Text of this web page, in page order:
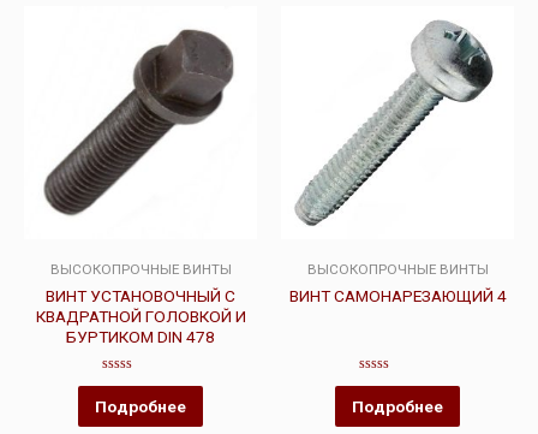
ВЫСОКОПРОЧНЫЕ ВИНТЫ
ВИНТ УСТАНОВОЧНЫЙ С
КВАДРАТНОЙ ГОЛОВКОЙ И
БУРТИКОМ DIN 478
Оценка
из
5
Подробнее
ВЫСОКОПРОЧНЫЕ ВИНТЫ
ВИНТ САМОНАРЕЗАЮЩИЙ 4
Оценка
из
5
Подробнее